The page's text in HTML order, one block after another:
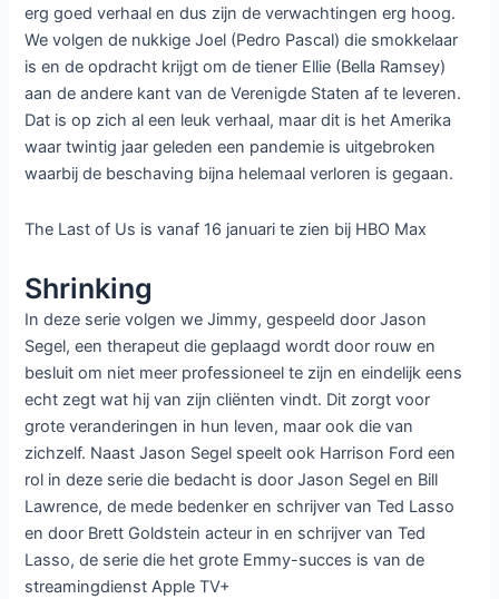
erg goed verhaal en dus zijn de verwachtingen erg hoog.
We volgen de nukkige Joel (Pedro Pascal) die smokkelaar
is en de opdracht krijgt om de tiener Ellie (Bella Ramsey)
aan de andere kant van de Verenigde Staten af te leveren.
Dat is op zich al een leuk verhaal, maar dit is het Amerika
waar twintig jaar geleden een pandemie is uitgebroken
waarbij de beschaving bijna helemaal verloren is gegaan.
The Last of Us is vanaf 16 januari te zien bij HBO Max
Shrinking
In deze serie volgen we Jimmy, gespeeld door Jason
Segel, een therapeut die geplaagd wordt door rouw en
besluit om niet meer professioneel te zijn en eindelijk eens
echt zegt wat hij van zijn cliënten vindt. Dit zorgt voor
grote veranderingen in hun leven, maar ook die van
zichzelf. Naast Jason Segel speelt ook Harrison Ford een
rol in deze serie die bedacht is door Jason Segel en Bill
Lawrence, de mede bedenker en schrijver van Ted Lasso
en door Brett Goldstein acteur in en schrijver van Ted
Lasso, de serie die het grote Emmy-succes is van de
streamingdienst Apple TV+